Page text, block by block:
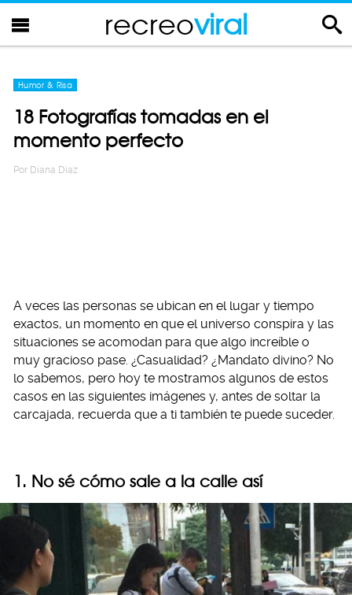
recreoviral
Humor & Risa
18 Fotografías tomadas en el
momento perfecto
Por Diana Diaz
A veces las personas se ubican en el lugar y tiempo
exactos, un momento en que el universo conspira y las
situaciones se acomodan para que algo increíble o
muy gracioso pase. ¿Casualidad? ¿Mandato divino? No
lo sabemos, pero hoy te mostramos algunos de estos
casos en las siguientes imágenes y, antes de soltar la
carcajada, recuerda que a ti también te puede suceder.
1. No sé cómo sale a la calle así